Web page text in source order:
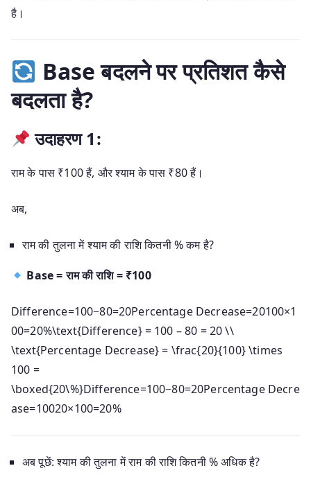
है।
Base बदलने पर प्रतिशत कैसे
बदलता है?
उदाहरण 1:
राम के पास ₹100 हैं, और श्याम के पास ₹80 हैं।
अब,
राम की तुलना में श्याम की राशि कितनी % कम है?
Base = राम की राशि = ₹100
Difference=100−80=20Percentage Decrease=20100×1
00=20%\text{Difference} = 100 – 80 = 20 \\
\text{Percentage Decrease} = \frac{20}{100} \times
100 =
\boxed{20\%}Difference=100−80=20Percentage Decre
ase=10020×100=20%
अब पूछें: श्याम की तुलना में राम की राशि कितनी % अधिक है?